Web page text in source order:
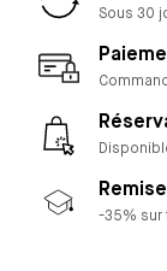
Sous 30
-35% sur